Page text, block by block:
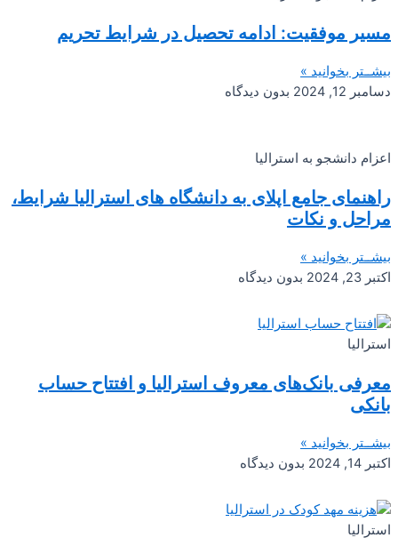
مسیر موفقیت: ادامه تحصیل در شرایط تحریم
بیشــتر بخوانید »
دسامبر 12, 2024
بدون دیدگاه
اعزام دانشجو به استرالیا
راهنمای جامع اپلای به دانشگاه های استرالیا شرایط،
مراحل و نکات
بیشــتر بخوانید »
اکتبر 23, 2024
بدون دیدگاه
استرالیا
معرفی بانک‌های معروف استرالیا و افتتاح حساب
بانکی
بیشــتر بخوانید »
اکتبر 14, 2024
بدون دیدگاه
استرالیا